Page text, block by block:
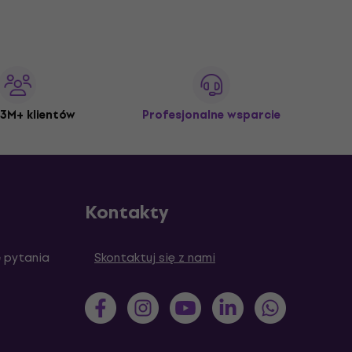
klientów Profesjonalne wsparcie
pytania
Kontakty
Skontaktuj się z nami